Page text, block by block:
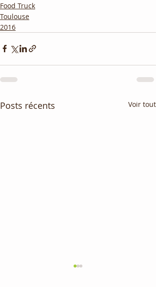
Food Truck
Toulouse
2016
Posts récents Voir tout